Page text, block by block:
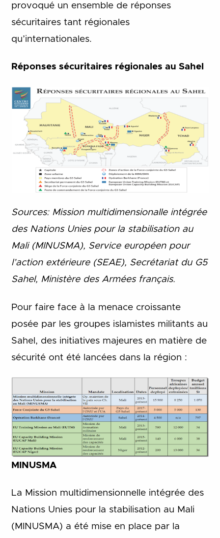
provoqué un ensemble de réponses
sécuritaires tant régionales
qu’internationales.
Réponses sécuritaires régionales au Sahel
Sources: Mission multidimensionalle intégrée
des Nations Unies pour la stabilisation au
Mali (MINUSMA), Service européen pour
l’action extérieure (SEAE), Secrétariat du G5
Sahel, Ministère des Armées français.
Pour faire face à la menace croissante
posée par les groupes islamistes militants au
Sahel, des initiatives majeures en matière de
sécurité ont été lancées dans la région :
MINUSMA
La Mission multidimensionnelle intégrée des
Nations Unies pour la stabilisation au Mali
(MINUSMA) a été mise en place par la